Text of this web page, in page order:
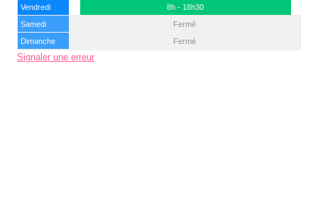
Vendredi
8h - 18h30
Samedi
Fermé
Dimanche
Fermé
Signaler une erreur